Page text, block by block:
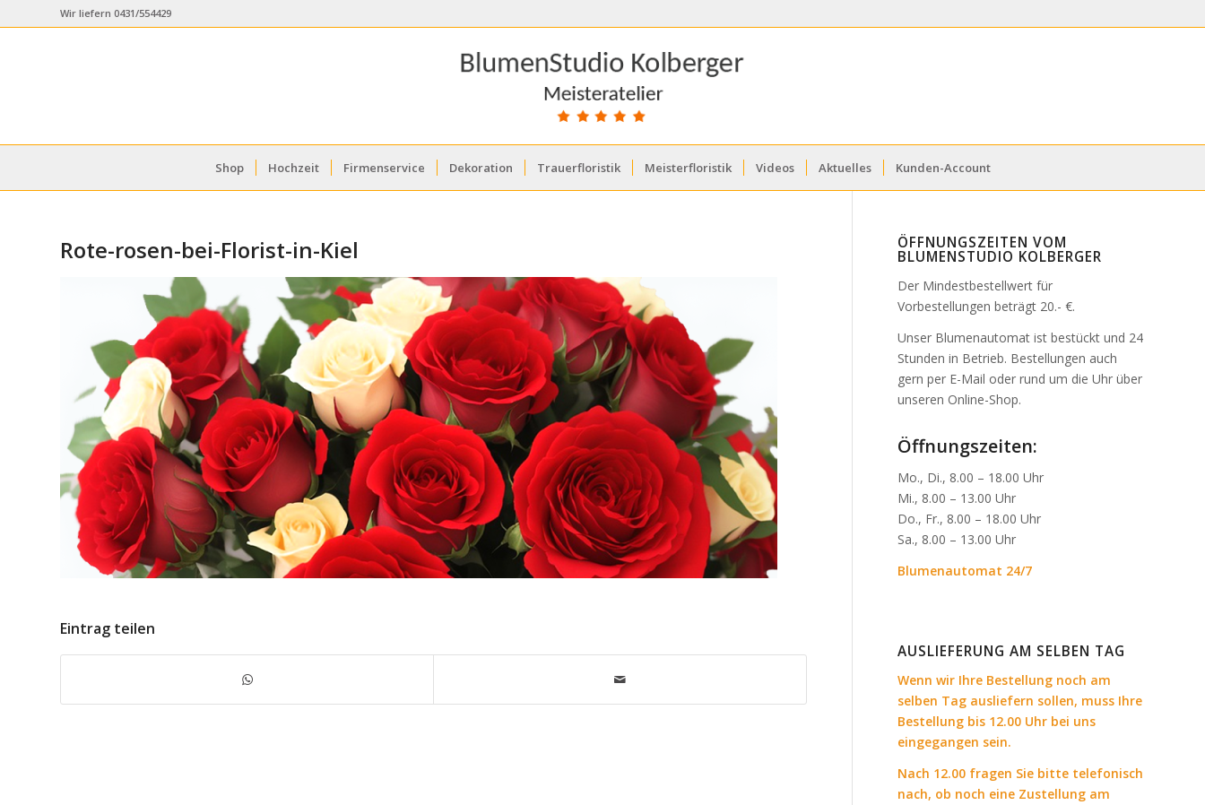
Wir liefern 0431/554429
Shop Hochzeit Firmenservice Dekoration Trauerfloristik Meisterfloristik Videos Aktuelles Kunden-Account
Rote-rosen-bei-Florist-in-Kiel
Eintrag teilen
ÖFFNUNGSZEITEN VOM
BLUMENSTUDIO KOLBERGER
Der Mindestbestellwert für
Vorbestellungen beträgt 20.- €.
Unser Blumenautomat ist bestückt und 24
Stunden in Betrieb. Bestellungen auch
gern per E-Mail oder rund um die Uhr über
unseren Online-Shop.
Öffnungszeiten:
Mo., Di., 8.00 – 18.00 Uhr
Mi., 8.00 – 13.00 Uhr
Do., Fr., 8.00 – 18.00 Uhr
Sa., 8.00 – 13.00 Uhr
Blumenautomat 24/7
AUSLIEFERUNG AM SELBEN TAG
Wenn wir Ihre Bestellung noch am
selben Tag ausliefern sollen, muss Ihre
Bestellung bis 12.00 Uhr bei uns
eingegangen sein.
Nach 12.00 fragen Sie bitte telefonisch
nach, ob noch eine Zustellung am